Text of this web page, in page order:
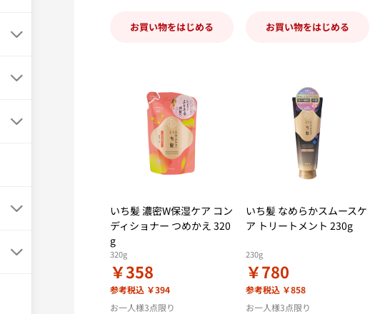
お買い物をはじめる お買い物をはじめる
いち髪 濃密W保湿ケア コン
ディショナー つめかえ 320
g
320g
￥358
参考税込 ￥394
お一人様3点限り
いち髪 なめらかスムースケ
ア トリートメント 230g
230g
￥780
参考税込 ￥858
お一人様3点限り